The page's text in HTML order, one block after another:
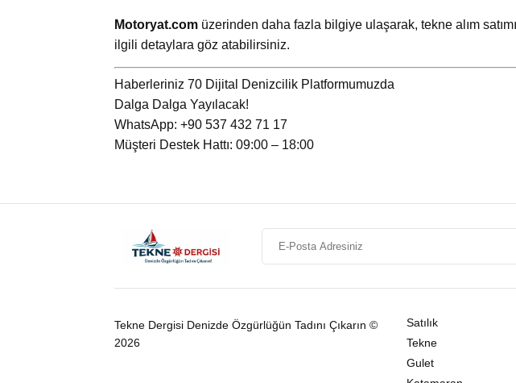
Motoryat.com üzerinden daha fazla bilgiye ulaşarak, tekne alım
ilgili detaylara göz atabilirsiniz.
Haberleriniz 70 Dijital Denizcilik Platformumuzda
Dalga Dalga Yayılacak!
WhatsApp: +90 537 432 71 17
Müşteri Destek Hattı: 09:00 – 18:00
Tekne Dergisi Denizde Özgürlüğün Tadını Çıkarın ©
2026
Satılık
Tekne
Gulet